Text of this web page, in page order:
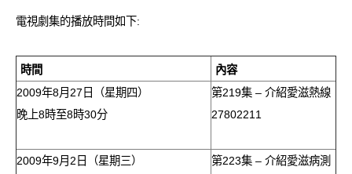
愛滋病呈報表格
其他
電視劇集的播放時間如下:
時間
內容
2009年8月27日（星期四）
晚上8時至8時30分
第219集 – 介紹愛滋熱線
27802211
2009年9月2日（星期三）
第223集 – 介紹愛滋病測